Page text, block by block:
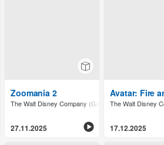
Zoomania 2
The Walt Disney Company (Germany) GmbH
27.11.2025
Avatar: Fire
The Walt Disney
17.12.2025